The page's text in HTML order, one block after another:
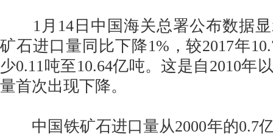
1月14日中国海关总署公布数据显
矿石进口量同比下降1%，较2017年
少0.11吨至10.64亿吨。这是自2010年
量首次出现下降。
中国铁矿石进口量从2000年的0.7亿